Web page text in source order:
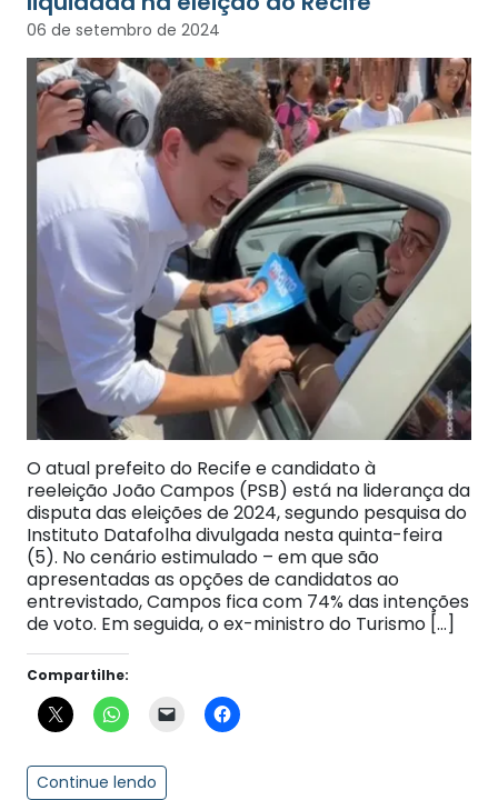
06 de setembro de 2024
O atual prefeito do Recife e candidato à
reeleição João Campos (PSB) está na liderança da
disputa das eleições de 2024, segundo pesquisa do
Instituto Datafolha divulgada nesta quinta-feira
(5). No cenário estimulado – em que são
apresentadas as opções de candidatos ao
entrevistado, Campos fica com 74% das intenções
de voto. Em seguida, o ex-ministro do Turismo […]
Compartilhe:
Continue lendo